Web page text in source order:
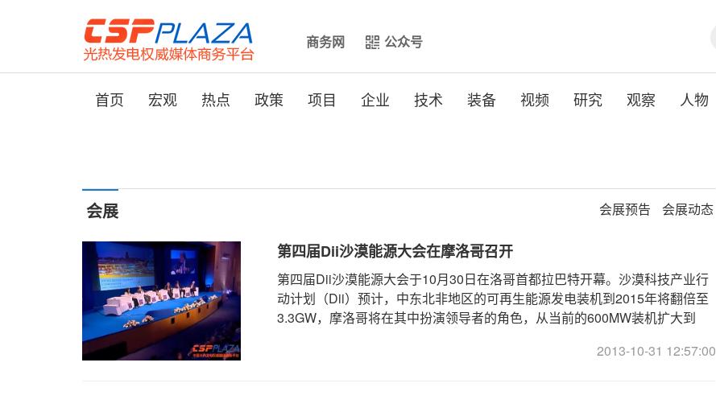
商务网 公众号
首页 宏观 热点 政策 项目 企业 技术 装备 视频 研究 观察 人物
会展 会展预告 会展动态
第四届Dii沙漠能源大会在摩洛哥召开
第四届Dii沙漠能源大会于10月30日在洛哥首都拉巴特开幕。沙漠科技产业行
动计划（Dii）预计，中东北非地区的可再生能源发电装机到2015年将翻倍至
3.3GW，摩洛哥将在其中扮演领导者的角色，从当前的600MW装机扩大到
2013-10-31 12:57:00